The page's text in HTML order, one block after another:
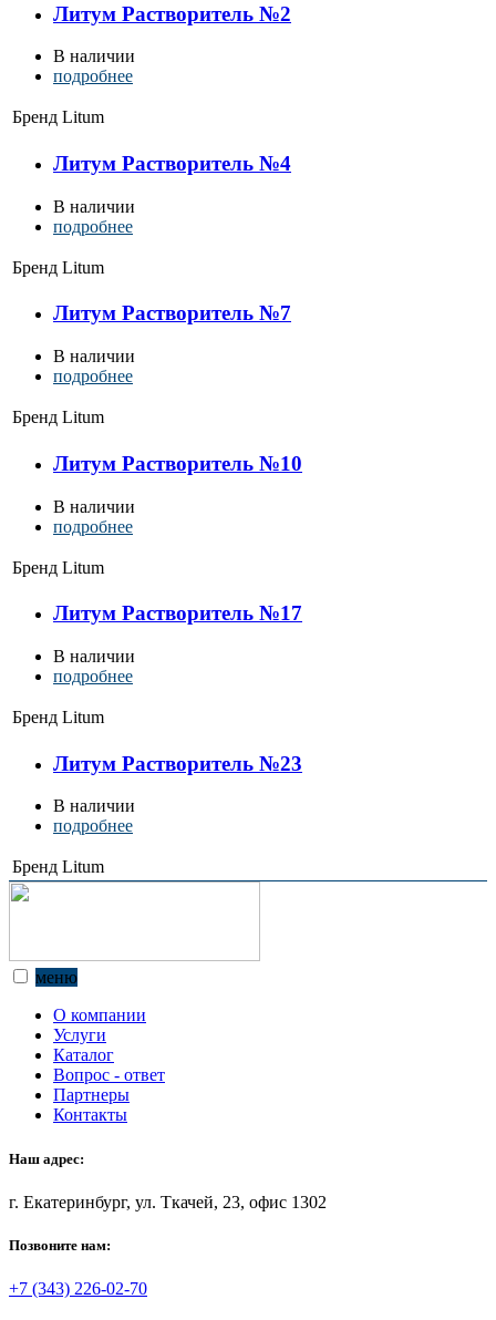
Литум Растворитель №2
В наличии
подробнее
Бренд Litum
Литум Растворитель №4
В наличии
подробнее
Бренд Litum
Литум Растворитель №7
В наличии
подробнее
Бренд Litum
Литум Растворитель №10
В наличии
подробнее
Бренд Litum
Литум Растворитель №17
В наличии
подробнее
Бренд Litum
Литум Растворитель №23
В наличии
подробнее
Бренд Litum
меню
О компании
Услуги
Каталог
Вопрос - ответ
Партнеры
Контакты
Наш адрес:
г. Екатеринбург, ул. Ткачей, 23, офис 1302
Позвоните нам:
+7 (343) 226-02-70